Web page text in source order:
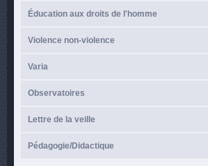
Éducation aux droits de l'homme
Violence non-violence
Varia
Observatoires
Lettre de la veille
Pédagogie/Didactique